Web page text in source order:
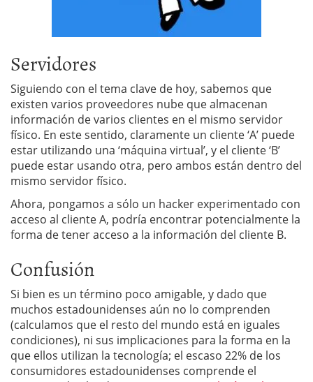
Servidores
Siguiendo con el tema clave de hoy, sabemos que
existen varios proveedores nube que almacenan
información de varios clientes en el mismo servidor
físico. En este sentido, claramente un cliente ‘A’ puede
estar utilizando una ‘máquina virtual’, y el cliente ‘B’
puede estar usando otra, pero ambos están dentro del
mismo servidor físico.
Ahora, pongamos a sólo un hacker experimentado con
acceso al cliente A, podría encontrar potencialmente la
forma de tener acceso a la información del cliente B.
Confusión
Si bien es un término poco amigable, y dado que
muchos estadounidenses aún no lo comprenden
(calculamos que el resto del mundo está en iguales
condiciones), ni sus implicaciones para la forma en la
que ellos utilizan la tecnología; el escaso 22% de los
consumidores estadounidenses comprende el